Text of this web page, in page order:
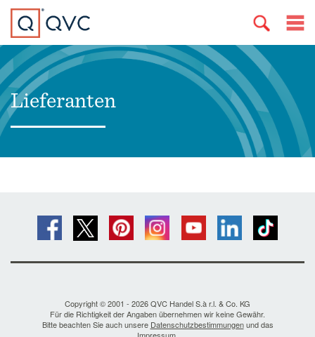
Lieferanten
Copyright © 2001 - 2026 QVC Handel S.à r.l. & Co. KG
Für die Richtigkeit der Angaben übernehmen wir keine Gewähr.
Bitte beachten Sie auch unsere Datenschutzbestimmungenund das